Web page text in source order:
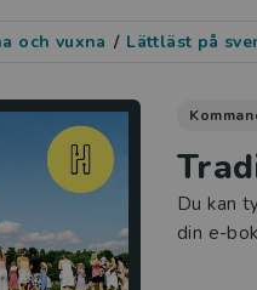
och vuxna / Lättläst på
Du kan
din e-